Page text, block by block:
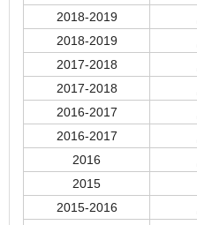
2018-2019
2018-2019
2017-2018
2017-2018
2016-2017
2016-2017
2016
2015
2015-2016